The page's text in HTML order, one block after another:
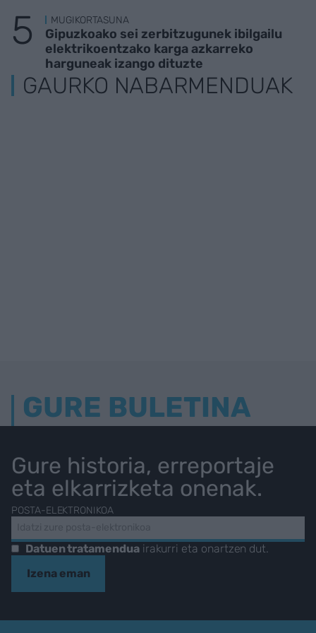
MUGIKORTASUNA
Gipuzkoako sei zerbitzugunek ibilgailu
elektrikoentzako karga azkarreko
harguneak izango dituzte
GAURKO NABARMENDUAK
GURE BULETINA
Gure historia, erreportaje
eta elkarrizketa onenak.
POSTA-ELEKTRONIKOA
Datuen tratamenduairakurri eta onartzen dut.
Izena eman